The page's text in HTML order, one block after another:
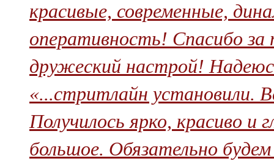
красивые, современные,
оперативность! Спасибо за
дружеский настрой!
«...стритлайн установили.
Получилось ярко, красиво и
большое. Обязательно